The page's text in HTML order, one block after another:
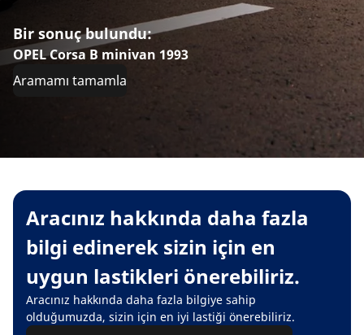
Bir sonuç bulundu:
OPEL Corsa B minivan 1993
Aramamı tamamla
Aracınız hakkında daha fazla
bilgi edinerek sizin için en
uygun lastikleri önerebiliriz.
Aracınız hakkında daha fazla bilgiye sahip
olduğumuzda, sizin için en iyi lastiği önerebiliriz.